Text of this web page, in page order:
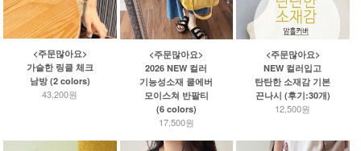
<주문많아요>
가슬한 링클 체크
남방 (2 colors)
43,200원
<주문많아요>
2026 NEW 컬러
기능성소재 쿨에버
모이스쳐 반팔티
(6 colors)
17,500원
<주문많아요>
NEW 컬러입고
탄탄한 소재감 기본
끈나시 (후기:30개)
12,500원